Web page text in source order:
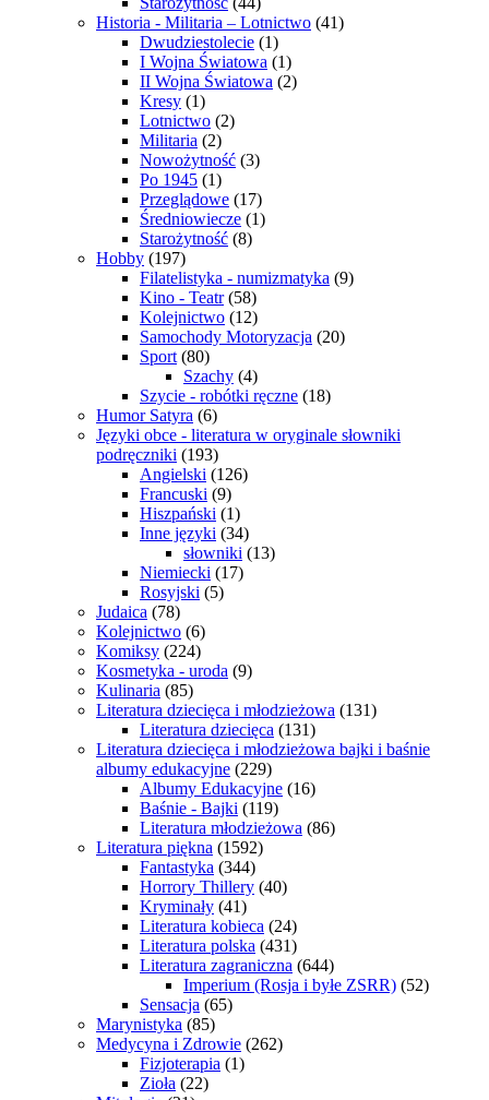
Historia - Militaria – Lotnictwo (41)
Dwudziestolecie (1)
I Wojna Światowa (1)
II Wojna Światowa (2)
Kresy (1)
Lotnictwo (2)
Militaria (2)
Nowożytność (3)
Po 1945 (1)
Przeglądowe (17)
Średniowiecze (1)
Starożytność (8)
Hobby (197)
Filatelistyka - numizmatyka (9)
Kino - Teatr (58)
Kolejnictwo (12)
Samochody Motoryzacja (20)
Sport (80)
Szachy (4)
Szycie - robótki ręczne (18)
Humor Satyra (6)
Języki obce - literatura w oryginale słowniki
podręczniki (193)
Angielski (126)
Francuski (9)
Hiszpański (1)
Inne języki (34)
słowniki (13)
Niemiecki (17)
Rosyjski (5)
Judaica (78)
Kolejnictwo (6)
Komiksy (224)
Kosmetyka - uroda (9)
Kulinaria (85)
Literatura dziecięca i młodzieżowa (131)
Literatura dziecięca (131)
Literatura dziecięca i młodzieżowa bajki i baśnie
albumy edukacyjne (229)
Albumy Edukacyjne (16)
Baśnie - Bajki (119)
Literatura młodzieżowa (86)
Literatura piękna (1592)
Fantastyka (344)
Horrory Thillery (40)
Kryminały (41)
Literatura kobieca (24)
Literatura polska (431)
Literatura zagraniczna (644)
Imperium (Rosja i byłe ZSRR) (52)
Sensacja (65)
Marynistyka (85)
Medycyna i Zdrowie (262)
Fizjoterapia (1)
Zioła (22)